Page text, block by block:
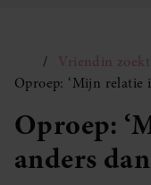
Vriendin
Oproep: ‘Mijn relatie
Oproep:
anders